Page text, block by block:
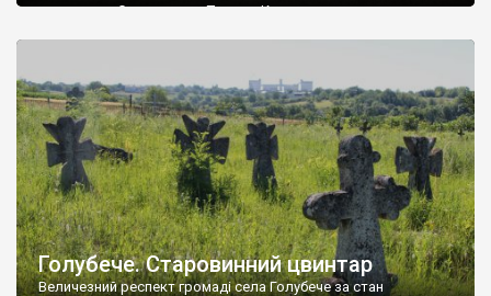
мешканець Самгородка. Палац у Красному вразив не лише
Голубече. Старовинний цвинтар
Величезний респект громаді села Голубече за стан